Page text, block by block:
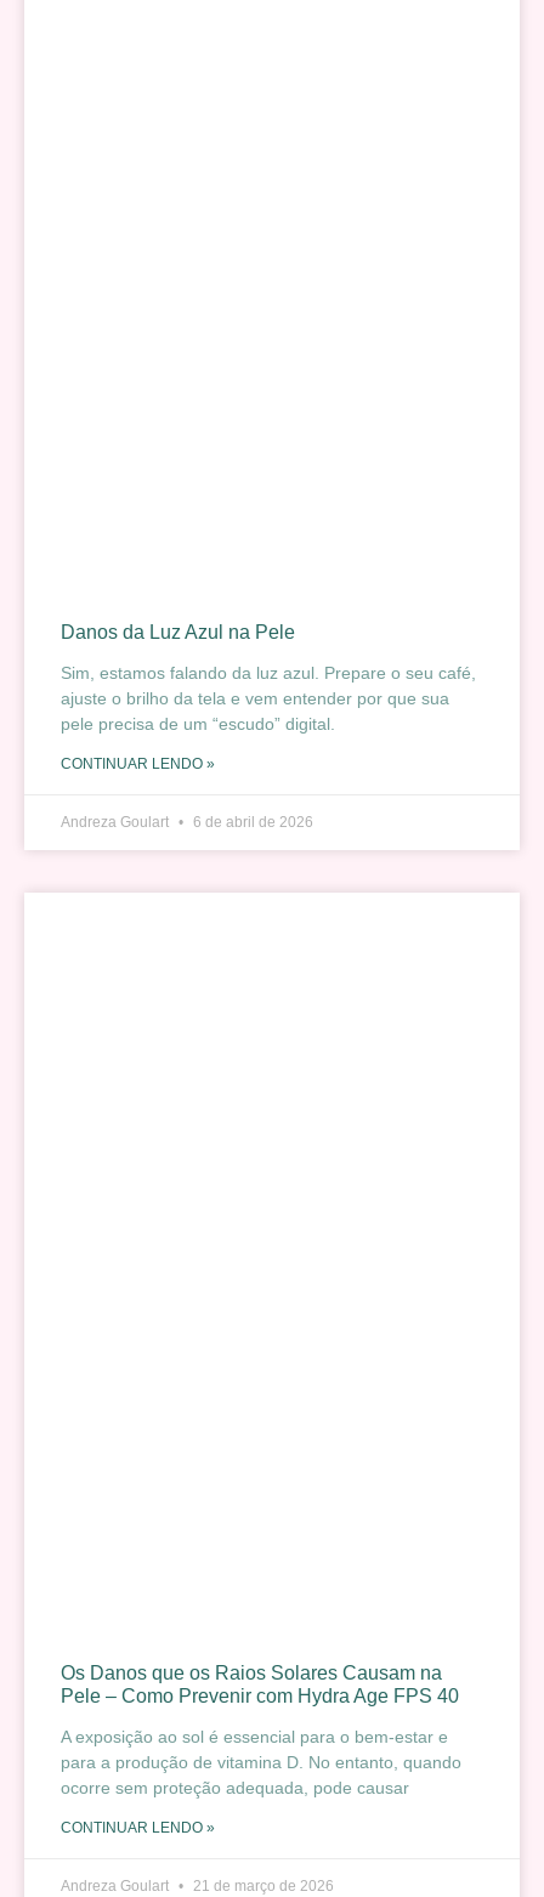
Danos da Luz Azul na Pele
Sim, estamos falando da luz azul. Prepare o seu café,
ajuste o brilho da tela e vem entender por que sua
pele precisa de um “escudo” digital.
CONTINUAR LENDO »
Andreza Goulart 6 de abril de 2026
Os Danos que os Raios Solares Causam na
Pele – Como Prevenir com Hydra Age FPS 40
A exposição ao sol é essencial para o bem-estar e
para a produção de vitamina D. No entanto, quando
ocorre sem proteção adequada, pode causar
CONTINUAR LENDO »
Andreza Goulart 21 de março de 2026